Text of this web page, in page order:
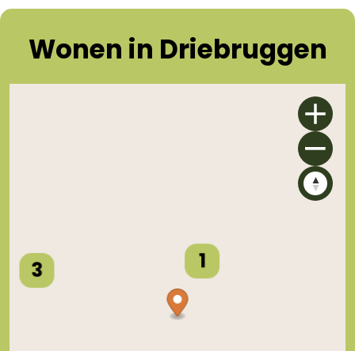
Wonen in Driebruggen
1
3